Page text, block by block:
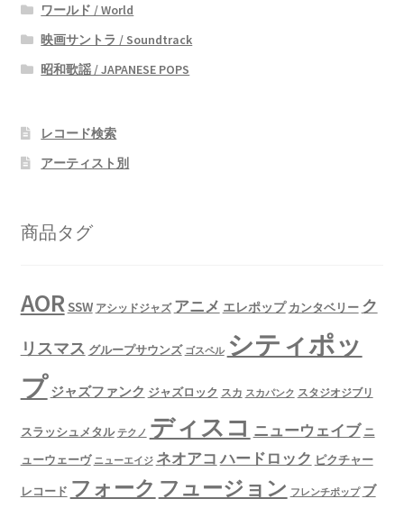
ワールド / World
映画サントラ / Soundtrack
昭和歌謡 / JAPANESE POPS
レコード検索
アーティスト別
商品タグ
AORSSW アシッドジャズ アニメ エレポップ カンタベリー ク
リスマス グループサウンズ ゴスペル シティポッ
プ ジャズファンク ジャズロック スカ スカパンク スタジオジブリ
スラッシュメタル テクノ ディスコ ニューウェイブ ニ
ューウェーヴ ニューエイジ ネオアコ ハードロック ピクチャー
レコード フォーク フュージョン フレンチポップ ブ